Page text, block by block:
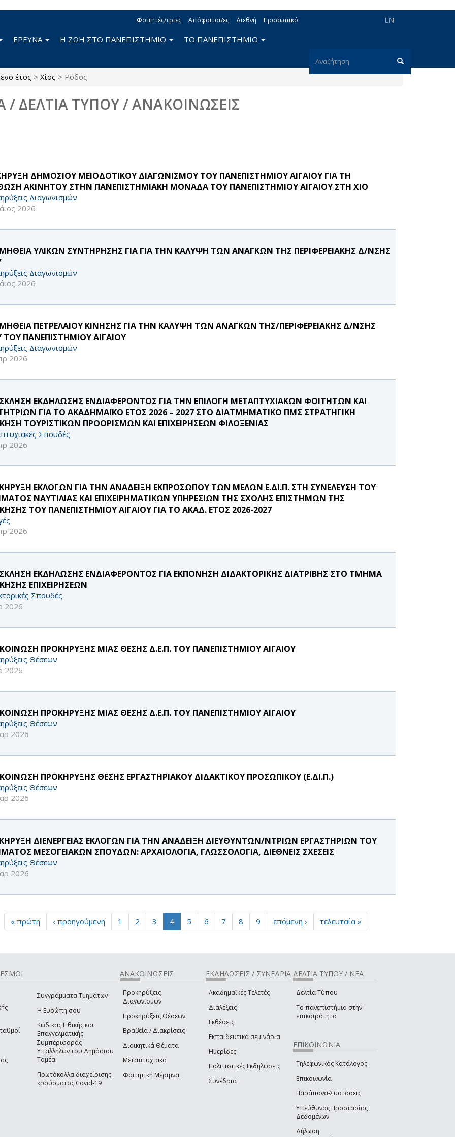
EN
Φοιτητές/τριες Απόφοιτοι/ες Διεθνή Προσωπικό
Φόρμα
ΕΡΕΥΝΑ Η ΖΩΗ ΣΤΟ ΠΑΝΕΠΙΣΤΗΜΙΟ ΤΟ ΠΑΝΕΠΙΣΤΗΜΙΟ
έτος > Χίος > Ρόδος
/ ΔΕΛΤΙΑ ΤΥΠΟΥ / ΑΝΑΚΟΙΝΩΣΕΙΣ
ΔΗΜΟΣΙΟΥ ΜΕΙΟΔΟΤΙΚΟΥ ΔΙΑΓΩΝΙΣΜΟΥ ΤΟΥ ΠΑΝΕΠΙΣΤΗΜΙΟΥ ΑΙΓΑΙΟΥ ΓΙΑ ΤΗ
ΑΚΙΝΗΤΟΥ ΣΤΗΝ ΠΑΝΕΠΙΣΤΗΜΙΑΚΗ ΜΟΝΑΔΑ ΤΟΥ ΠΑΝΕΠΙΣΤΗΜΙΟΥ ΑΙΓΑΙΟΥ ΣΤΗ ΧΙΟ
Διαγωνισμών
2026
ΥΛΙΚΩΝ ΣΥΝΤΗΡΗΣΗΣ ΓΙΑ ΓΙΑ ΤΗΝ ΚΑΛΥΨΗ ΤΩΝ ΑΝΑΓΚΩΝ ΤΗΣ ΠΕΡΙΦΕΡΕΙΑΚΗΣ Δ/ΝΣΗΣ
Διαγωνισμών
2026
ΠΕΤΡΕΛΑΙΟΥ ΚΙΝΗΣΗΣ ΓΙΑ ΤΗΝ ΚΑΛΥΨΗ ΤΩΝ ΑΝΑΓΚΩΝ ΤΗΣ/ΠΕΡΙΦΕΡΕΙΑΚΗΣ Δ/ΝΣΗΣ
ΤΟΥ ΠΑΝΕΠΙΣΤΗΜΙΟΥ ΑΙΓΑΙΟΥ
Διαγωνισμών
2026
ΕΚΔΗΛΩΣΗΣ ΕΝΔΙΑΦΕΡΟΝΤΟΣ ΓΙΑ ΤΗΝ ΕΠΙΛΟΓΗ ΜΕΤΑΠΤΥΧΙΑΚΩΝ ΦΟΙΤΗΤΩΝ ΚΑΙ
ΓΙΑ ΤΟ ΑΚΑΔΗΜΑΪΚΟ ΕΤΟΣ 2026 – 2027 ΣΤΟ ΔΙΑΤΜΗΜΑΤΙΚΟ ΠΜΣ ΣΤΡΑΤΗΓΙΚΗ
ΤΟΥΡΙΣΤΙΚΩΝ ΠΡΟΟΡΙΣΜΩΝ ΚΑΙ ΕΠΙΧΕΙΡΗΣΕΩΝ ΦΙΛΟΞΕΝΙΑΣ
Σπουδές
2026
ΕΚΛΟΓΩΝ ΓΙΑ ΤΗΝ ΑΝΑΔΕΙΞΗ ΕΚΠΡΟΣΩΠΟΥ ΤΩΝ ΜΕΛΩΝ Ε.ΔΙ.Π. ΣΤΗ ΣΥΝΕΛΕΥΣΗ ΤΟΥ
ΝΑΥΤΙΛΙΑΣ ΚΑΙ ΕΠΙΧΕΙΡΗΜΑΤΙΚΩΝ ΥΠΗΡΕΣΙΩΝ ΤΗΣ ΣΧΟΛΗΣ ΕΠΙΣΤΗΜΩΝ ΤΗΣ
ΤΟΥ ΠΑΝΕΠΙΣΤΗΜΙΟΥ ΑΙΓΑΙΟΥ ΓΙΑ ΤΟ ΑΚΑΔ. ΕΤΟΣ 2026-2027
2026
ΕΚΔΗΛΩΣΗΣ ΕΝΔΙΑΦΕΡΟΝΤΟΣ ΓΙΑ ΕΚΠΟΝΗΣΗ ΔΙΔΑΚΤΟΡΙΚΗΣ ΔΙΑΤΡΙΒΗΣ ΣΤΟ ΤΜΗΜΑ
ΕΠΙΧΕΙΡΗΣΕΩΝ
Σπουδές
2026
ΠΡΟΚΗΡΥΞΗΣ ΜΙΑΣ ΘΕΣΗΣ Δ.Ε.Π. ΤΟΥ ΠΑΝΕΠΙΣΤΗΜΙΟΥ ΑΙΓΑΙΟΥ
Θέσεων
2026
ΠΡΟΚΗΡΥΞΗΣ ΜΙΑΣ ΘΕΣΗΣ Δ.Ε.Π. ΤΟΥ ΠΑΝΕΠΙΣΤΗΜΙΟΥ ΑΙΓΑΙΟΥ
Θέσεων
2026
ΠΡΟΚΗΡΥΞΗΣ ΘΕΣΗΣ ΕΡΓΑΣΤΗΡΙΑΚΟΥ ΔΙΔΑΚΤΙΚΟΥ ΠΡΟΣΩΠΙΚΟΥ (Ε.ΔΙ.Π.)
Θέσεων
2026
ΔΙΕΝΕΡΓΕΙΑΣ ΕΚΛΟΓΩΝ ΓΙΑ ΤΗΝ ΑΝΑΔΕΙΞΗ ΔΙΕΥΘΥΝΤΩΝ/ΝΤΡΙΩΝ ΕΡΓΑΣΤΗΡΙΩΝ ΤΟΥ
ΜΕΣΟΓΕΙΑΚΩΝ ΣΠΟΥΔΩΝ: ΑΡΧΑΙΟΛΟΓΙΑ, ΓΛΩΣΣΟΛΟΓΙΑ, ΔΙΕΘΝΕΙΣ ΣΧΕΣΕΙΣ
Θέσεων
2026
« πρώτη ‹ προηγούμενη 1 2 3 4 5 6 7 8 9 επόμενη › τελευταία »
Συγγράμματα Τμημάτων
Η Ευρώπη σου
Κώδικας Ηθικής και
Επαγγελματικής
Συμπεριφοράς
Υπαλλήλων του Δημόσιου
Τομέα
Πρωτόκολλα διαχείρισης
κρούσματος Covid-19
ΑΝΑΚΟΙΝΩΣΕΙΣ
Προκηρύξεις
Διαγωνισμών
Προκηρύξεις Θέσεων
Βραβεία / Διακρίσεις
Διοικητικά Θέματα
Μεταπτυχιακά
Φοιτητική Μέριμνα
ΕΚΔΗΛΩΣΕΙΣ / ΣΥΝΕΔΡΙΑ
Ακαδημαϊκές Τελετές
Διαλέξεις
Εκθέσεις
Εκπαιδευτικά σεμινάρια
Ημερίδες
Πολιτιστικές Εκδηλώσεις
Συνέδρια
ΔΕΛΤΙΑ ΤΥΠΟΥ / ΝΕΑ
Δελτία Τύπου
Το πανεπιστήμιο στην
επικαιρότητα
ΕΠΙΚΟΙΝΩΝΙΑ
Τηλεφωνικός Κατάλογος
Επικοινωνία
Παράπονα-Συστάσεις
Υπεύθυνος Προστασίας
Δεδομένων
Δήλωση